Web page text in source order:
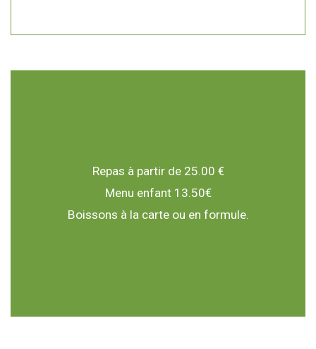
Repas à partir de 25.00 €
Menu enfant 13.50€
Boissons à la carte ou en formule.